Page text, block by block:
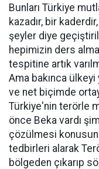
Bunları Türkiye
kazadır, bir
şeyler diye
hepimizin ders
tespitine artık
Ama bakınca
ve net biçimde
Türkiye'nin terörle
önce Beka vardı
çözülmesi
tedbirleri alarak
bölgeden çıkarıp